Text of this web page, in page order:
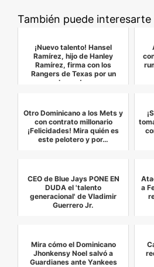
También puede interesarte
¡Nuevo talento! Hansel
Ramírez, hijo de Hanley
Ramírez, firma con los
Rangers de Texas por un
bono d…
Otro Dominicano a los Mets y
con contrato millonario
¡Felicidades! Mira quién es
este pelotero y por…
CEO de Blue Jays PONE EN
DUDA el 'talento
generacional' de Vladimir
Guerrero Jr.
a
Mira cómo el Dominicano
Jhonkensy Noel salvó a
Guardianes ante Yankees